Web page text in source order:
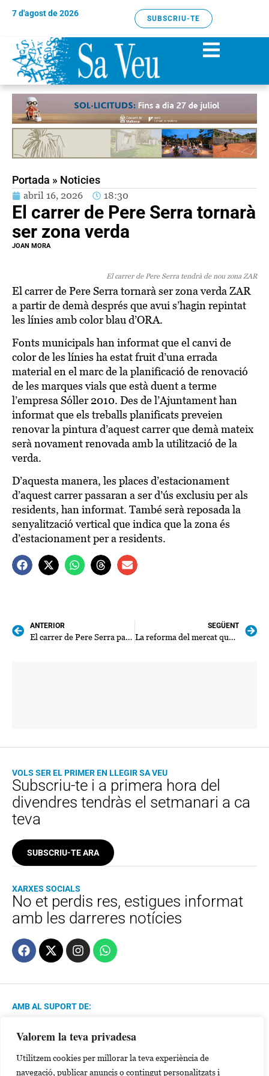
Valorem la teva privadesa
Utilitzem cookies per millorar la teva experiència de
navegació, publicar anuncis o contingut personalitzats i
7 d'agost de 2026
SUBSCRIU-TE
Portada » Noticies
abril 16, 2026 18:30
El carrer de Pere Serra tornarà
ser zona verda
JOAN MORA
El carrer de Pere Serra tendrà de nou zona ZAR
El carrer de Pere Serra tornarà ser zona verda ZAR
a partir de demà després que avui s’hagin repintat
les línies amb color blau d’ORA.
Fonts municipals han informat que el canvi de
color de les línies ha estat fruit d’una errada
material en el marc de la planificació de renovació
de les marques vials que està duent a terme
l’empresa Sóller 2010. Des de l’Ajuntament han
informat que els treballs planificats preveien
renovar la pintura d’aquest carrer que demà mateix
serà novament renovada amb la utilització de la
verda.
D’aquesta manera, les places d’estacionament
d’aquest carrer passaran a ser d’ús exclusiu per als
residents, han informat. També serà reposada la
senyalització vertical que indica que la zona és
d’estacionament per a residents.
ANTERIOR
El carrer de Pere Serra passa a ser zona blava d’ORA
SEGÜENT
La reforma del mercat quedarà llesta en dos mesos
VOLS SER EL PRIMER EN LLEGIR SA VEU
Subscriu-te i a primera hora del
divendres tendràs el setmanari a ca
teva
SUBSCRIU-TE ARA
XARXES SOCIALS
No et perdis res, estigues informat
amb les darreres notícies
AMB AL SUPORT DE: